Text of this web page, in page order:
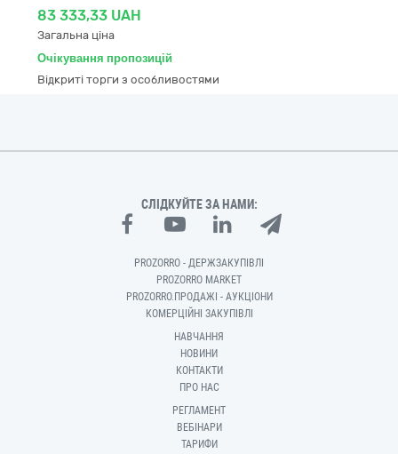
83 333,33 UAH
Загальна ціна
Очікування пропозицій
Відкриті торги з особливостями
СЛІДКУЙТЕ ЗА НАМИ:
PROZORRO - ДЕРЖЗАКУПІВЛІ
PROZORRO MARKET
PROZORRO.ПРОДАЖІ - АУКЦІОНИ
КОМЕРЦІЙНІ ЗАКУПІВЛІ
НАВЧАННЯ
НОВИНИ
КОНТАКТИ
ПРО НАС
РЕГЛАМЕНТ
ВЕБІНАРИ
ТАРИФИ